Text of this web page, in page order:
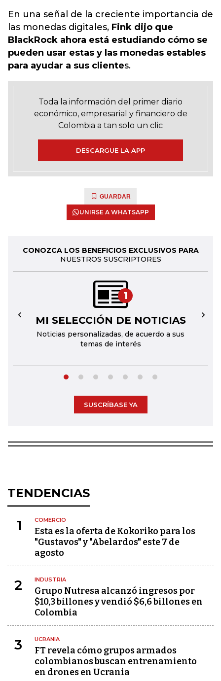
En una señal de la creciente importancia de
las monedas digitales, Fink dijo que
BlackRock ahora está estudiando cómo se
pueden usar estas y las monedas estables
para ayudar a sus clientes.
Toda la información del primer diario
económico, empresarial y financiero de
Colombia a tan solo un clic
DESCARGUE LA APP
GUARDAR
UNIRSE A WHATSAPP
CONOZCA LOS BENEFICIOS EXCLUSIVOS PARA
NUESTROS SUSCRIPTORES
1
MI SELECCIÓN DE NOTICIAS
Noticias personalizadas, de acuerdo a sus
temas de interés
← →
SUSCRÍBASE YA
TENDENCIAS
1 COMERCIO
Esta es la oferta de Kokoriko para los
"Gustavos" y "Abelardos" este 7 de
agosto
2 INDUSTRIA
Grupo Nutresa alcanzó ingresos por
$10,3 billones y vendió $6,6 billones en
Colombia
3 UCRANIA
FT revela cómo grupos armados
colombianos buscan entrenamiento
en drones en Ucrania